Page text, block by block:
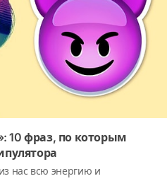
10 фраз, по которым
нас всю энергию и